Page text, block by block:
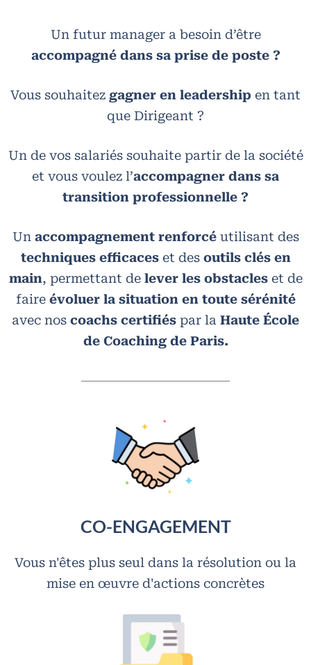
Un futur manager a besoin d’être
accompagné dans sa prise de poste ?
Vous souhaitez gagner en leadership en tant
que Dirigeant ?
Un de vos salariés souhaite partir de la société
et vous voulez l’accompagner dans sa
transition professionnelle ?
Un accompagnement renforcéutilisant des
techniques efficaceset des outils clés en
main, permettant de lever les obstacleset de
faire évoluer la situation en toute sérénité
avec nos coachs certifiés par la Haute École
de Coaching de Paris.
CO-ENGAGEMENT
Vous n'êtes plus seul dans la résolution ou la
mise en œuvre d'actions concrètes